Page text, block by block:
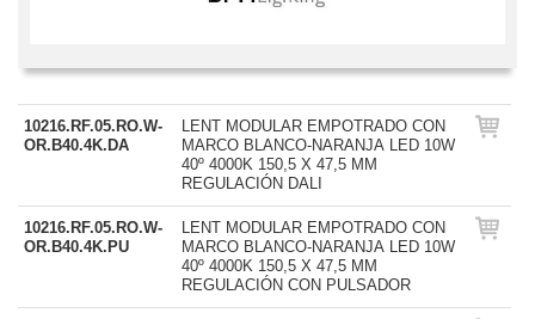
10216.RF.05.RO.W-
OR.B40.4K.DA
LENT MODULAR EMPOTRADO CON
MARCO BLANCO-NARANJA LED 10W
40º 4000K 150,5 X 47,5 MM
REGULACIÓN DALI
10216.RF.05.RO.W-
OR.B40.4K.PU
LENT MODULAR EMPOTRADO CON
MARCO BLANCO-NARANJA LED 10W
40º 4000K 150,5 X 47,5 MM
REGULACIÓN CON PULSADOR